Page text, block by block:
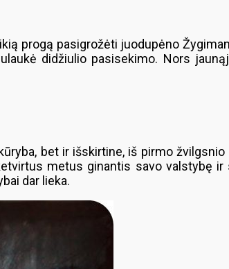
progą pasigrožėti juodupėno
didžiulio pasisekimo. Nors
bet ir išskirtine, iš pirmo
metus ginantis savo valstybę
dar lieka.